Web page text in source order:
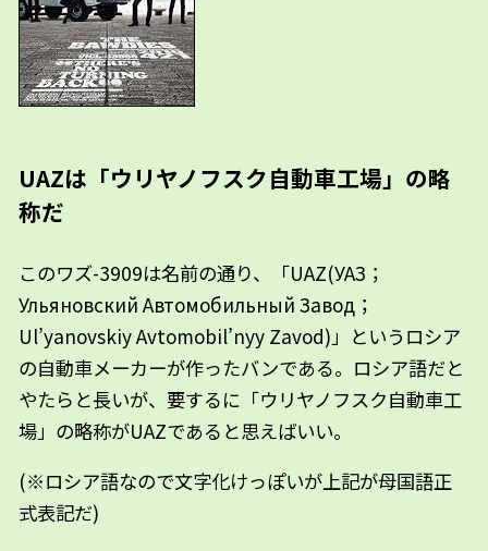
UAZは「ウリヤノフスク自動車工場」の略
称だ
このワズ-3909は名前の通り、「UAZ(УАЗ；
Ульяновский Автомобильный Завод；
Ul’yanovskiy Avtomobil’nyy Zavod)」というロシア
の自動車メーカーが作ったバンである。ロシア語だと
やたらと長いが、要するに「ウリヤノフスク自動車工
場」の略称がUAZであると思えばいい。
(※ロシア語なので文字化けっぽいが上記が母国語正
式表記だ)